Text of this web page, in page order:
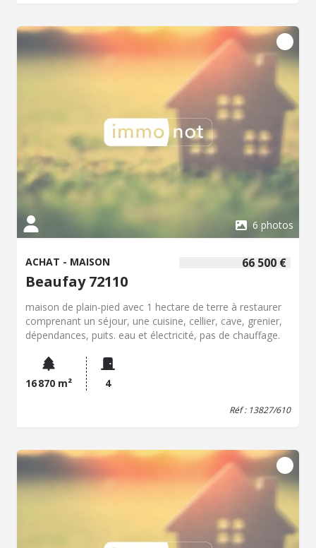
6 photos
66 500 €
ACHAT - MAISON
Beaufay 72110
maison de plain-pied avec 1 hectare de terre à restaurer
comprenant un séjour, une cuisine, cellier, cave, grenier,
dépendances, puits. eau et électricité, pas de chauffage.
16 870 m² 4
Réf : 13827/610